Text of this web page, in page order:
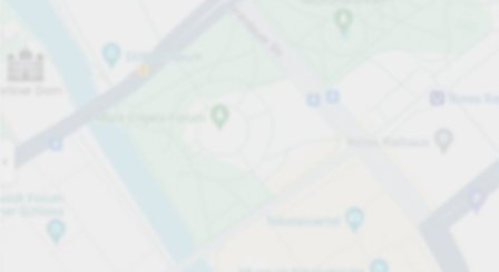
Otwarte teraz
Całkowita liczba miejsc